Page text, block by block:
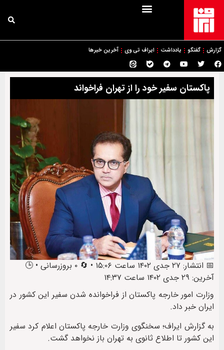
گزارش گفتگو یادداشت ایراف تی وی آخرین خبرها
پاکستان سفیر خود را از تهران فراخواند
📅 انتشار: ۲۷ جدی ۱۴۰۲ ساعت ۱۵:۰۶ • 🔄 ۰ بروزرسانی • 🕒
آخرین: ۲۹ جدی ۱۴۰۲ ساعت ۱۴:۳۷
وزارت امور خارجه پاکستان از فراخوانده شدن سفیر این کشور در
ایران خبر داد.
به گزارش ایراف؛ سخنگوی وزارت خارجه پاکستان اعلام کرد سفیر
این کشور تا اطلاع ثانوی به تهران باز نخواهد گشت.